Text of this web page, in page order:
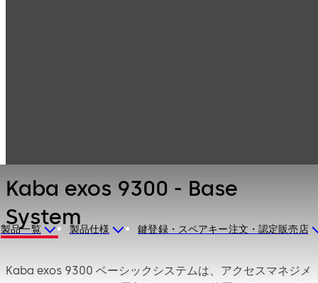
製品一覧 製品仕様 鍵登録・スペアキー注文・認定販売店
Kaba exos 9300 - Base
System
Kaba exos 9300 ベーシックシステムは、アクセスマネジメ